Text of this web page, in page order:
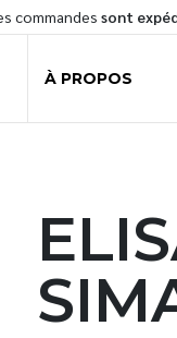
commandes sont
À PROPOS